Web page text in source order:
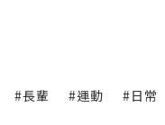
#長輩 #運動 #日常